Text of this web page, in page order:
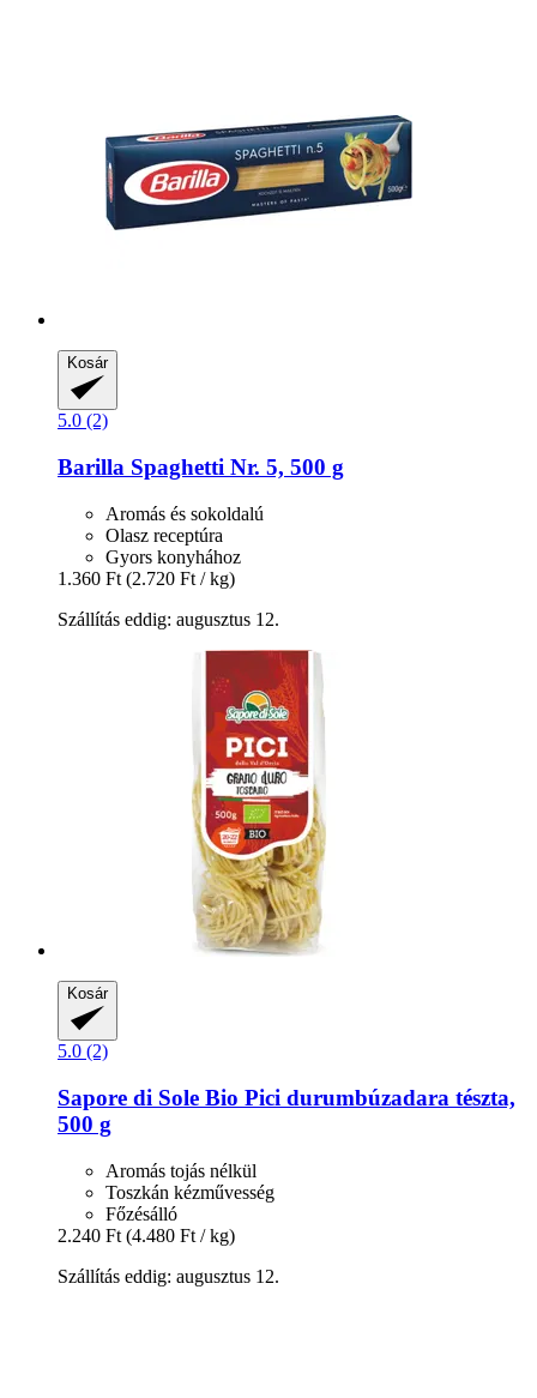
Kosár
5.0 (2)
Barilla Spaghetti Nr. 5, 500 g
Aromás és sokoldalú
Olasz receptúra
Gyors konyhához
1.360 Ft (2.720 Ft / kg)
Szállítás eddig: augusztus 12.
Kosár
5.0 (2)
Sapore di Sole Bio Pici durumbúzadara tészta,
500 g
Aromás tojás nélkül
Toszkán kézművesség
Főzésálló
2.240 Ft (4.480 Ft / kg)
Szállítás eddig: augusztus 12.